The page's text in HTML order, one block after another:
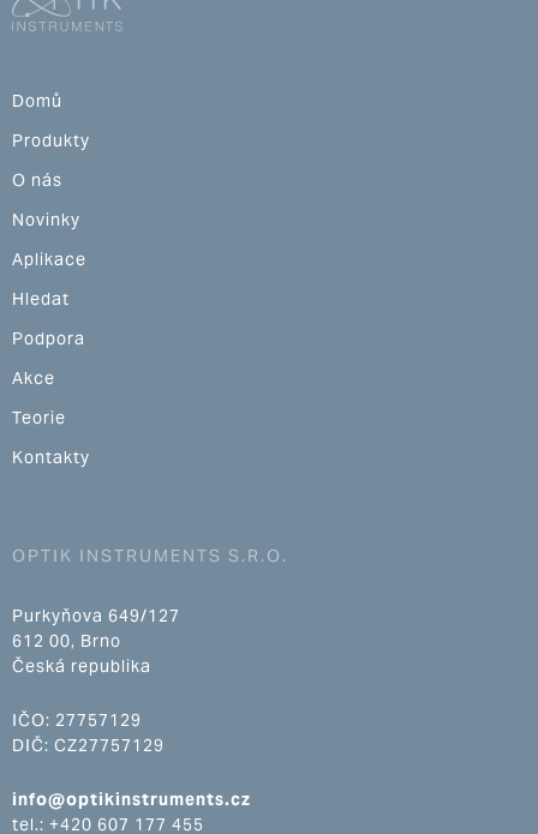
Domů
Produkty
O nás
Novinky
Aplikace
Hledat
Podpora
Akce
Teorie
Kontakty
OPTIK INSTRUMENTS S.R.O.
Purkyňova 649/127
612 00, Brno
Česká republika
IČO: 27757129
DIČ: CZ27757129
info@optikinstruments.cz
tel.: +420 607 177 455